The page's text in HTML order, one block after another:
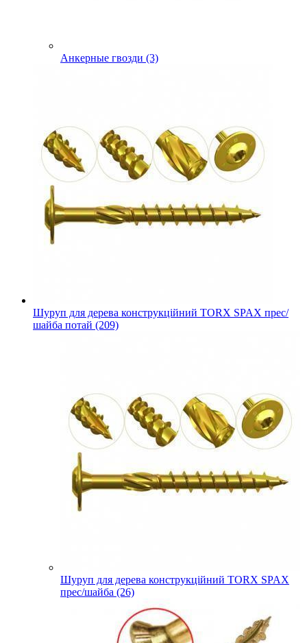
Анкерные гвозди (3)
Шуруп для дерева конструкційний TORX SPAX прес/
шайба потай (209)
Шуруп для дерева конструкційний TORX SPAX
прес/шайба (26)